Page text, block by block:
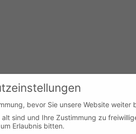
bevor Sie unsere Website weiter
sind und Ihre Zustimmung zu
Erlaubnis bitten.